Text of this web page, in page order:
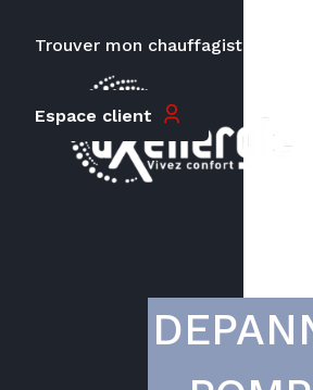
Trouver mon chauffagiste
Espace client